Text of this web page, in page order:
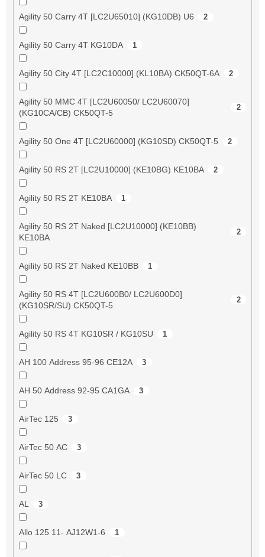
Agility 50 Carry 4T [LC2U65010] (KG10DB) U6 2
Agility 50 Carry 4T KG10DA 1
Agility 50 City 4T [LC2C10000] (KL10BA) CK50QT-6A 2
Agility 50 MMC 4T [LC2U60050/ LC2U60070]
(KG10CA/CB) CK50QT-5
2
Agility 50 One 4T [LC2U60000] (KG10SD) CK50QT-5 2
Agility 50 RS 2T [LC2U10000] (KE10BG) KE10BA 2
Agility 50 RS 2T KE10BA 1
Agility 50 RS 2T Naked [LC2U10000] (KE10BB)
KE10BA
2
Agility 50 RS 2T Naked KE10BB 1
Agility 50 RS 4T [LC2U600B0/ LC2U600D0]
(KG10SR/SU) CK50QT-5
2
Agility 50 RS 4T KG10SR / KG10SU 1
AH 100 Address 95-96 CE12A 3
AH 50 Address 92-95 CA1GA 3
AirTec 125 3
AirTec 50 AC 3
AirTec 50 LC 3
AL 3
Allo 125 11- AJ12W1-6 1